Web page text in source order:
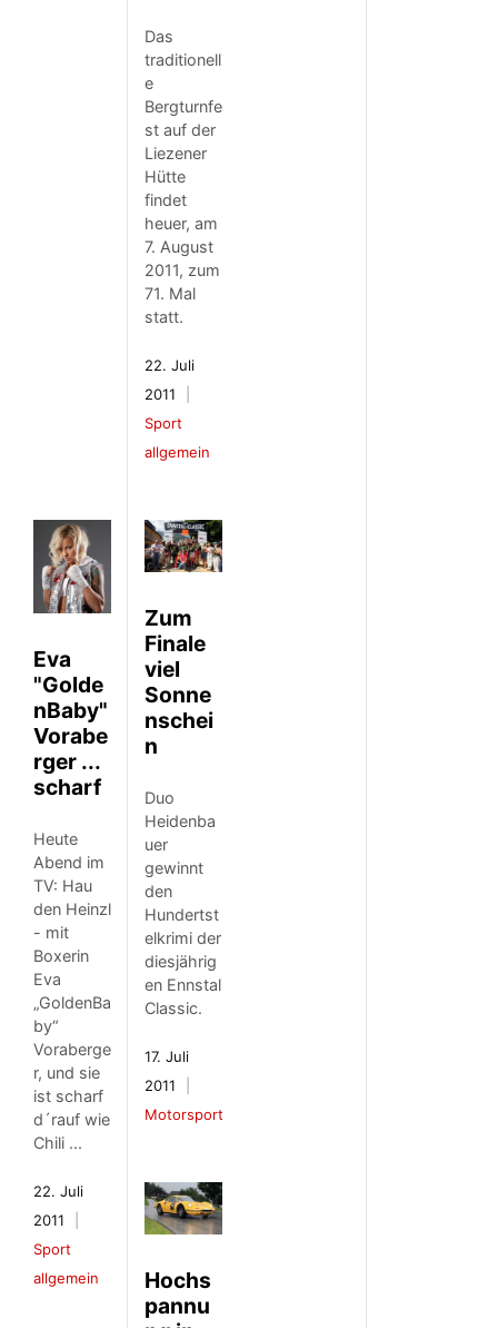
Das
traditionell
e
Bergturnfe
st auf der
Liezener
Hütte
findet
heuer, am
7. August
2011, zum
71. Mal
statt.
22. Juli
2011
Sport
allgemein
Eva
"Golde
nBaby"
Vorabe
rger ...
scharf
Heute
Abend im
TV: Hau
den Heinzl
- mit
Boxerin
Eva
„GoldenBa
by“
Voraberge
r, und sie
ist scharf
d´rauf wie
Chili ...
22. Juli
2011
Sport
allgemein
Zum
Finale
viel
Sonne
nschei
n
Duo
Heidenba
uer
gewinnt
den
Hundertst
elkrimi der
diesjährig
en Ennstal
Classic.
17. Juli
2011
Motorsport
Hochs
pannu